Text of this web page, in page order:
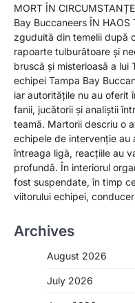
MORT ÎN
Bay Buccaneers ÎN HAOS
zguduită din temelii după
rapoarte tulburătoare și
bruscă și misterioasă a lui
echipei Tampa Bay
iar autoritățile nu au oferit
fanii, jucătorii și analiștii
teamă. Martorii descriu o
echipele de intervenție au
întreaga ligă, reacțiile au
profundă. În interiorul
fost suspendate, în timp
viitorului echipei,
Archives
August 2026
July 2026